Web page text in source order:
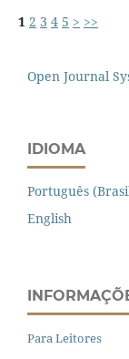
1 2 3 4 5 > >>
Open Journal
IDIOMA
Português
English
Para Leitores